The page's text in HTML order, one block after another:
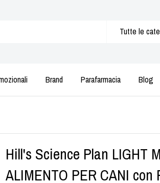
Tutte le
Brand Parafarmacia Blog
Hill's Science Plan LIGHT
ALIMENTO PER CANI con